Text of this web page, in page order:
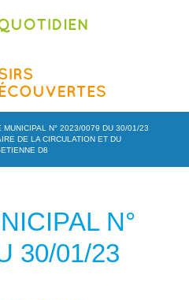
MUNICIPAL N° 2023/0079 DU 30/01/23
DE LA CIRCULATION ET DU
D8
N°
30/01/23